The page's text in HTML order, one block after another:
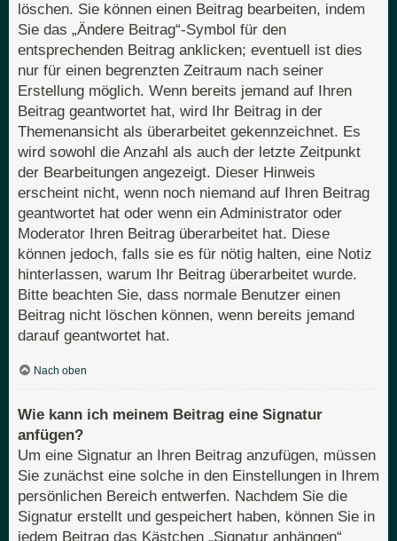
löschen. Sie können einen Beitrag bearbeiten, indem
Sie das „Ändere Beitrag“-Symbol für den
entsprechenden Beitrag anklicken; eventuell ist dies
nur für einen begrenzten Zeitraum nach seiner
Erstellung möglich. Wenn bereits jemand auf Ihren
Beitrag geantwortet hat, wird Ihr Beitrag in der
Themenansicht als überarbeitet gekennzeichnet. Es
wird sowohl die Anzahl als auch der letzte Zeitpunkt
der Bearbeitungen angezeigt. Dieser Hinweis
erscheint nicht, wenn noch niemand auf Ihren Beitrag
geantwortet hat oder wenn ein Administrator oder
Moderator Ihren Beitrag überarbeitet hat. Diese
können jedoch, falls sie es für nötig halten, eine Notiz
hinterlassen, warum Ihr Beitrag überarbeitet wurde.
Bitte beachten Sie, dass normale Benutzer einen
Beitrag nicht löschen können, wenn bereits jemand
darauf geantwortet hat.
Nach oben
Wie kann ich meinem Beitrag eine Signatur
anfügen?
Um eine Signatur an Ihren Beitrag anzufügen, müssen
Sie zunächst eine solche in den Einstellungen in Ihrem
persönlichen Bereich entwerfen. Nachdem Sie die
Signatur erstellt und gespeichert haben, können Sie in
jedem Beitrag das Kästchen „Signatur anhängen“